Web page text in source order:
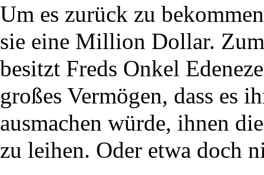
Um es zurück zu
sie eine Million Dollar.
besitzt Freds Onkel
großes Vermögen, dass es
ausmachen würde, ihnen
zu leihen. Oder etwa doch